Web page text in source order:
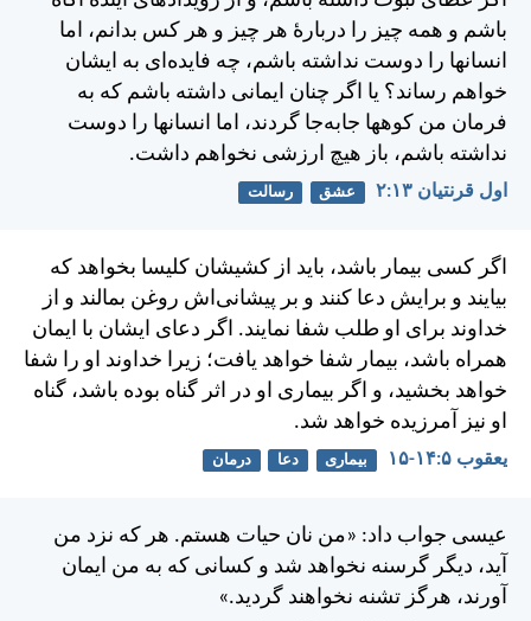
باشم و همه چيز را دربارهٔ هر چيز و هر کس بدانم، اما
انسانها را دوست نداشته باشم، چه فايده‌ای به ايشان
خواهم رساند؟ يا اگر چنان ايمانی داشته باشم كه به
فرمان من کوهها جابه‌جا گردند، اما انسانها را دوست
نداشته باشم، باز هيچ ارزشی نخواهم داشت.
اول قرنتیان ۱۳:‏۲ عشق رسالت
اگر كسی بيمار باشد، بايد از كشيشان كليسا بخواهد كه
بيايند و برايش دعا كنند و بر پيشانی‌اش روغن بمالند و از
خداوند برای او طلب شفا نمايند. اگر دعای ايشان با ايمان
همراه باشد، بيمار شفا خواهد يافت؛ زيرا خداوند او را شفا
خواهد بخشيد، و اگر بيماری او در اثر گناه بوده باشد، گناه
او نيز آمرزيده خواهد شد.
يعقوب ۵:‏۱۴-‏۱۵ بیماری دعا درمان
عيسی جواب داد: «من نان حيات هستم. هر كه نزد من
آيد، ديگر گرسنه نخواهد شد و كسانی كه به من ايمان
آورند، هرگز تشنه نخواهند گرديد.»